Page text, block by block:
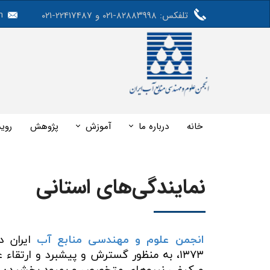
تلفکس: ۸۲۸۸۳۹۹۸-۰۲۱ و 22417487-۰۲۱
خانه درباره ما آموزش پژوهش
انجمن علوم و مهندسی منابع آب ایران
۱۳۷۳، به منظور گسترش و پیشبرد و
نمایندگی‌های استانی